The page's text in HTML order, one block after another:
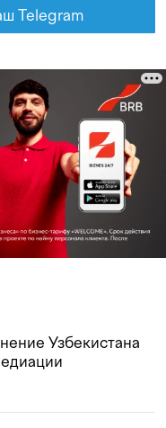
Telegram
Узбекистана